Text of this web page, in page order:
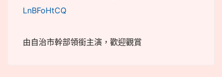
LnBFoHtCQ
由自治市幹部領銜主演，歡迎觀賞